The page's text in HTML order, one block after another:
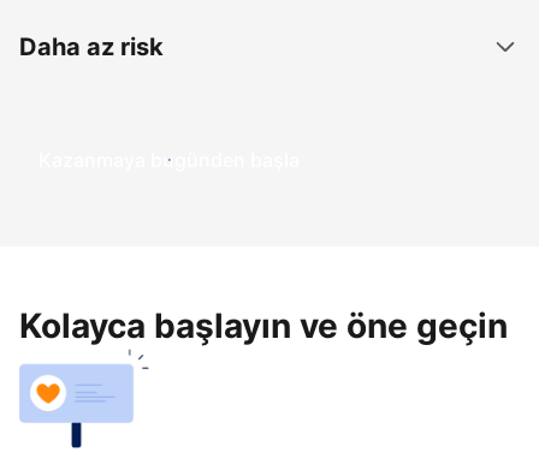
Daha az risk
Kazanmaya bugünden başla
Kolayca başlayın ve öne geçin